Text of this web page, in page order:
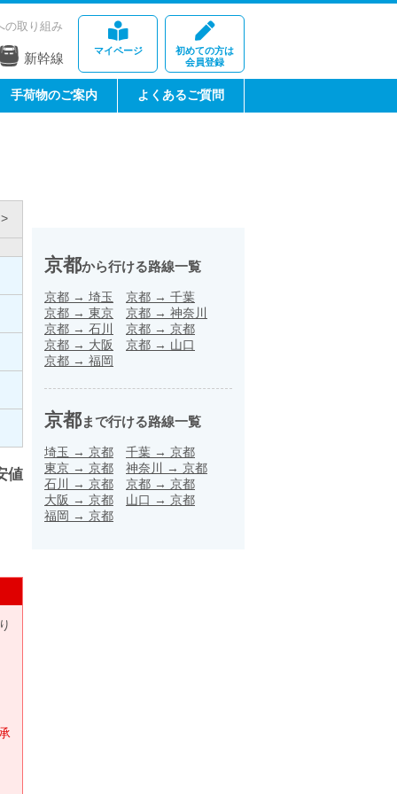
マイページ
初めての方は
会員登録
の取り組み
新幹線
手荷物のご案内 よくあるご質問
値
京都から行ける路線一覧
京都 → 埼玉 京都 → 千葉
京都 → 東京 京都 → 神奈川
京都 → 石川 京都 → 京都
京都 → 大阪 京都 → 山口
京都 → 福岡
京都まで行ける路線一覧
埼玉 → 京都 千葉 → 京都
東京 → 京都 神奈川 → 京都
石川
→ 京都 京都 → 京都
大阪 → 京都 山口 → 京都
福岡 → 京都